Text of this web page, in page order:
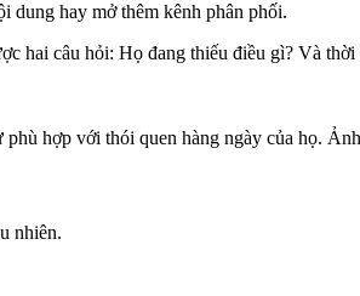
dung hay mở thêm kênh phân phối.
hai câu hỏi: Họ đang thiếu điều gì? Và thời
phù hợp với thói quen hàng ngày của họ.
nhiên.